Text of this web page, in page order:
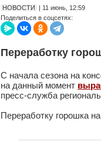
НОВОСТИ
| 11 июнь, 12:59
Поделиться в соцсетях:
Переработку
С начала сезона на
на данный момент
пресс-служба
Переработку горошка